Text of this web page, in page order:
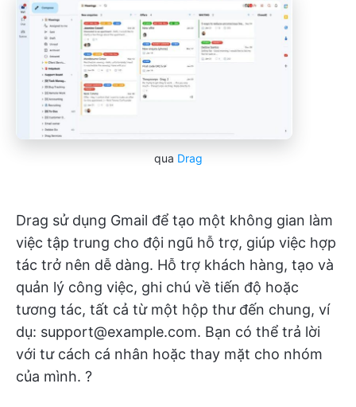
qua Drag
Drag sử dụng Gmail để tạo một không gian làm
việc tập trung cho đội ngũ hỗ trợ, giúp việc hợp
tác trở nên dễ dàng. Hỗ trợ khách hàng, tạo và
quản lý công việc, ghi chú về tiến độ hoặc
tương tác, tất cả từ một hộp thư đến chung, ví
dụ: support@example.com. Bạn có thể trả lời
với tư cách cá nhân hoặc thay mặt cho nhóm
của mình. ?